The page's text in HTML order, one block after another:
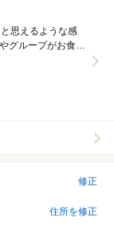
思えるような感
グループがお食事
修正
住所を修正